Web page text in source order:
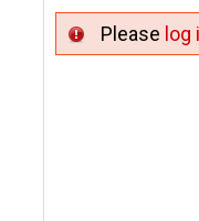
Please log